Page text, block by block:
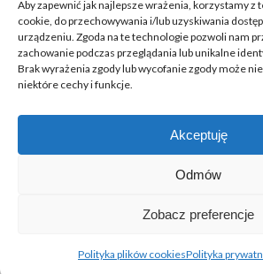
Aby zapewnić jak najlepsze wrażenia, korzystamy z
cookie, do przechowywania i/lub uzyskiwania
urządzeniu. Zgoda na te technologie pozwoli nam
zachowanie podczas przeglądania lub unikalne
Brak wyrażenia zgody lub wycofanie zgody może
niektóre cechy i funkcje.
Akceptuję
Odmów
Zobacz preferencje
Polityka plików cookiesPolityka
zastrzeżone | realizacja
O